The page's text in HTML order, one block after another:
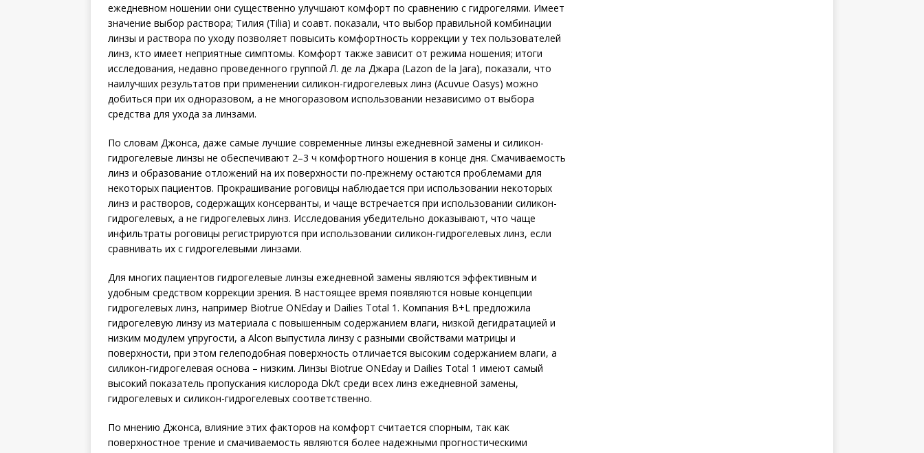
ежедневном ношении они существенно улучшают комфорт по сравнению с гидрогелями. Имеет
значение выбор раствора; Тилия (Tilia) и соавт. показали, что выбор правильной комбинации
линзы и раствора по уходу позволяет повысить комфортность коррекции у тех пользователей
линз, кто имеет неприятные симптомы. Комфорт также зависит от режима ношения; итоги
исследования, недавно проведенного группой Л. де ла Джара (Lazon de la Jara), показали, что
наилучших результатов при применении силикон-гид­рогелевых линз (Acuvue Oasys) можно
добиться при их одноразовом, а не многоразовом использовании независимо от выбора
средства для ухода за линзами.
По словам Джонса, даже самые лучшие современные линзы ежедневной замены и силикон-
гидрогелевые линзы не обеспечивают 2–3 ч комфортного ношения в конце дня. Смачиваемость
линз и образование отложений на их поверхности по-прежнему остаются проблемами для
некоторых пациентов. Прокрашивание роговицы наблюдается при использовании некоторых
линз и растворов, содержащих консерванты, и чаще встречается при использовании силикон-
гидрогелевых, а не гидрогелевых линз. Исследования убедительно доказывают, что чаще
инфильтраты роговицы регистрируются при использовании силикон-гидрогелевых линз, если
сравнивать их с гидрогелевыми линзами.
Для многих пациентов гидрогелевые линзы ежедневной замены являются эффективным и
удобным средством коррекции зрения. В настоящее время появляются новые концепции
гидрогелевых линз, например Biotrue ONEday и Dailies Total 1. Компания B+L предложила
гидрогелевую линзу из материала с повышенным содержанием влаги, низкой дегидратацией и
низким модулем упругости, а Alcon выпустила линзу с разными свойствами матрицы и
поверхности, при этом гелеподобная поверхность отличается высоким содержанием влаги, а
силикон-гидрогелевая основа – низким. Линзы Biotrue ONEday и Dailies Total 1 имеют самый
высокий показатель пропускания кислорода Dk/t среди всех линз ежедневной замены,
гидрогелевых и силикон-гидрогелевых соответственно.
По мнению Джонса, влияние этих факторов на комфорт считается спорным, так как
поверхностное трение и смачиваемость являются более надежными прогностическими